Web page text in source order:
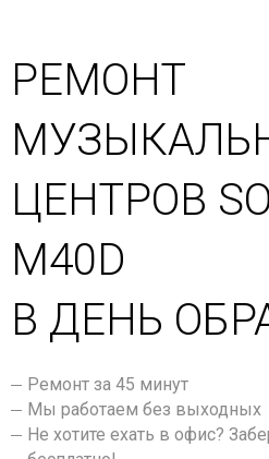
РЕМОНТ
ЦЕНТРОВ
M40D
В ДЕНЬ
Ремонт за 45 минут
Мы работаем без выходных
Не хотите ехать в офис?